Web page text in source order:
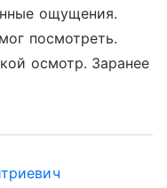
ощущения.
посмотреть.
осмотр. Заранее